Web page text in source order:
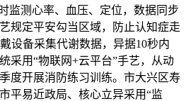
监测心率、血压、定位，数据同步
规定平安勾当区域，防止认知症走
设备采集代谢数据，异据10秒内
采用“物联网+云平台”手艺，从动
度开展消防练习训练。市大兴区寿
平易近政局、核心立异采用“监